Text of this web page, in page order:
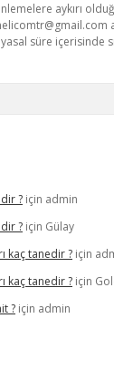
aykırı
süre içerisinde
? için admin
? için Gülay
kaç tanedir ? için
kaç tanedir ? için
? için admin